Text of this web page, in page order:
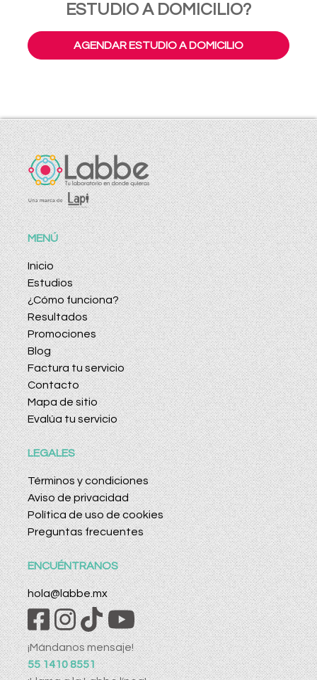
ESTUDIO A DOMICILIO?
AGENDAR ESTUDIO A DOMICILIO
MENÚ
Inicio
Estudios
¿Cómo funciona?
Resultados
Promociones
Blog
Factura tu servicio
Contacto
Mapa de sitio
Evalúa tu servicio
LEGALES
Términos y condiciones
Aviso de privacidad
Política de uso de cookies
Preguntas frecuentes
ENCUÉNTRANOS
hola@labbe.mx
¡Mándanos mensaje!
55 1410 8551